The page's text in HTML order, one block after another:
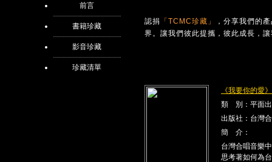
前言
書籍珍藏
影音珍藏
珍藏清單
認捐 「TCMC珍藏」
，分享我們的
界。讓我們彼此提攜，彼此成長，
《我要你的愛
類 別：平面
出版社：台灣
簡 介：
台灣合唱音樂
思考著如何為